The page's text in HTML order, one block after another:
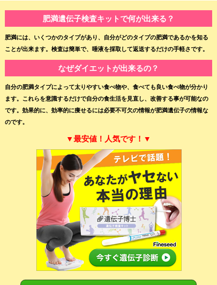
肥満遺伝子検査キットで何が出来る？
肥満には、いくつかのタイプがあり、自分がどのタイプの肥満であるかを知る
ことが出来ます。検査は簡単で、唾液を採取して返送するだけの手軽さです。
なぜダイエットが出来るの？
自分の肥満タイプによって太りやすい食べ物や、食べても良い食べ物が分かり
ます。これらを意識するだけで自分の食生活を見直し、改善する事が可能なの
です。効果的に、効率的に痩せるには必要不可欠の情報が肥満遺伝子の情報な
のです。
▼最安値！人気です！▼